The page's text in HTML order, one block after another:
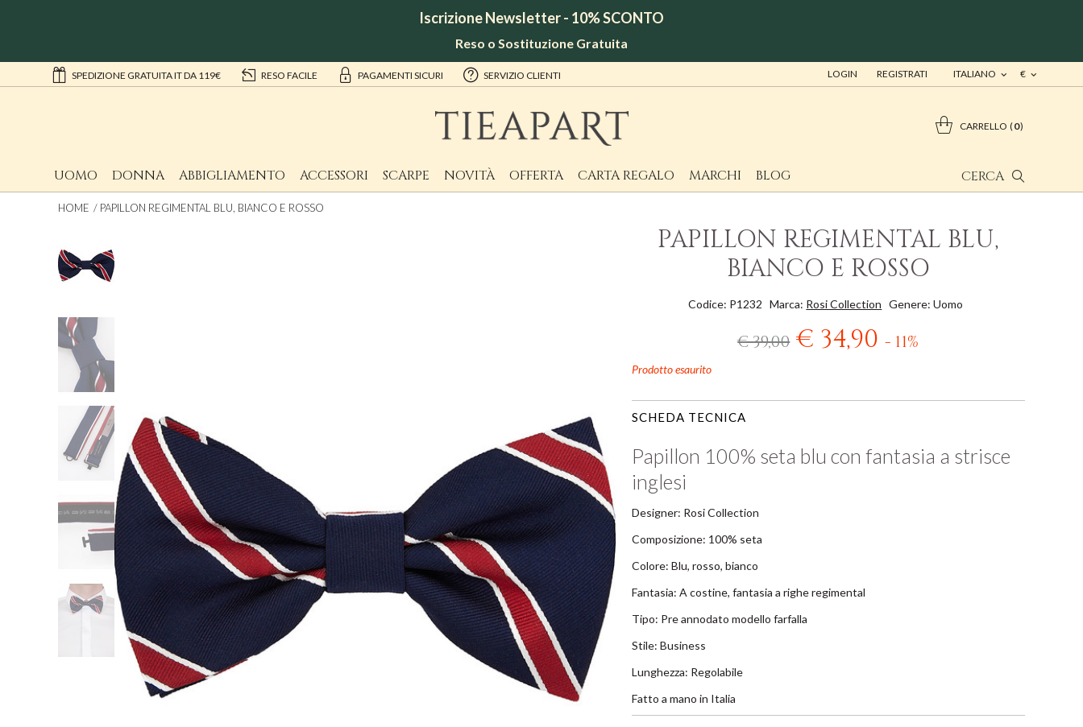
Iscrizione Newsletter - 10% SCONTO
Reso o Sostituzione Gratuita
SPEDIZIONE GRATUITA IT DA 119€ RESO FACILE PAGAMENTI SICURI SERVIZIO CLIENTI €
ITALIANO
LOGIN REGISTRATI
CERCA
CARRELLO 0
UOMO DONNA ABBIGLIAMENTO ACCESSORI SCARPE NOVITÀ OFFERTA CARTA REGALO MARCHI BLOG
HOME PAPILLON REGIMENTAL BLU, BIANCO E ROSSO
PAPILLON REGIMENTAL BLU,
BIANCO E ROSSO
Codice: P1232 Marca: Rosi Collection Genere: Uomo
€ 39,00 € 34,90 - 11%
Prodotto esaurito
SCHEDA TECNICA
Papillon 100% seta blu con fantasia a strisce
inglesi
Designer: Rosi Collection
Composizione: 100% seta
Colore: Blu, rosso, bianco
Fantasia: A costine, fantasia a righe regimental
Tipo: Pre annodato modello farfalla
Stile: Business
Lunghezza: Regolabile
Fatto a mano in Italia